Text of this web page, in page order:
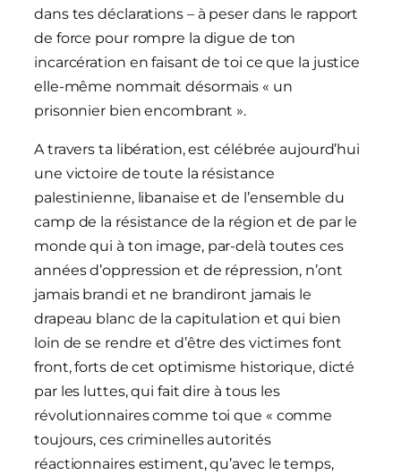
dans tes déclarations – à peser dans le rapport
de force pour rompre la digue de ton
incarcération en faisant de toi ce que la justice
elle-même nommait désormais « un
prisonnier bien encombrant ».
A travers ta libération, est célébrée aujourd’hui
une victoire de toute la résistance
palestinienne, libanaise et de l’ensemble du
camp de la résistance de la région et de par le
monde qui à ton image, par-delà toutes ces
années d’oppression et de répression, n’ont
jamais brandi et ne brandiront jamais le
drapeau blanc de la capitulation et qui bien
loin de se rendre et d’être des victimes font
front, forts de cet optimisme historique, dicté
par les luttes, qui fait dire à tous les
révolutionnaires comme toi que « comme
toujours, ces criminelles autorités
réactionnaires estiment, qu’avec le temps,